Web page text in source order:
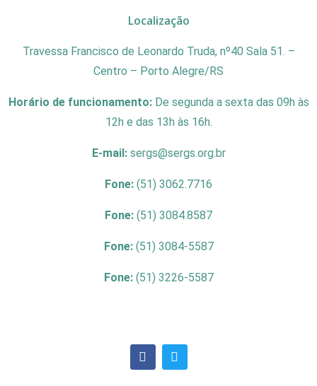
Localização
Travessa Francisco de Leonardo Truda, nº40 Sala 51. –
Centro – Porto Alegre/RS
Horário de funcionamento: De segunda a sexta das 09h às
12h e das 13h às 16h.
E-mail: sergs@sergs.org.br
Fone: (51) 3062.7716
Fone: (51) 3084.8587
Fone: (51) 3084-5587
Fone: (51) 3226-5587